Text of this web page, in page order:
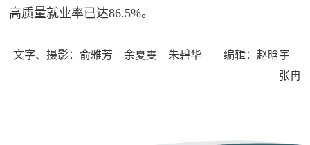
高质量就业率已达86.5%。
文字、摄影：俞雅芳 余夏雯 朱碧华 编辑：赵晗宇
张冉